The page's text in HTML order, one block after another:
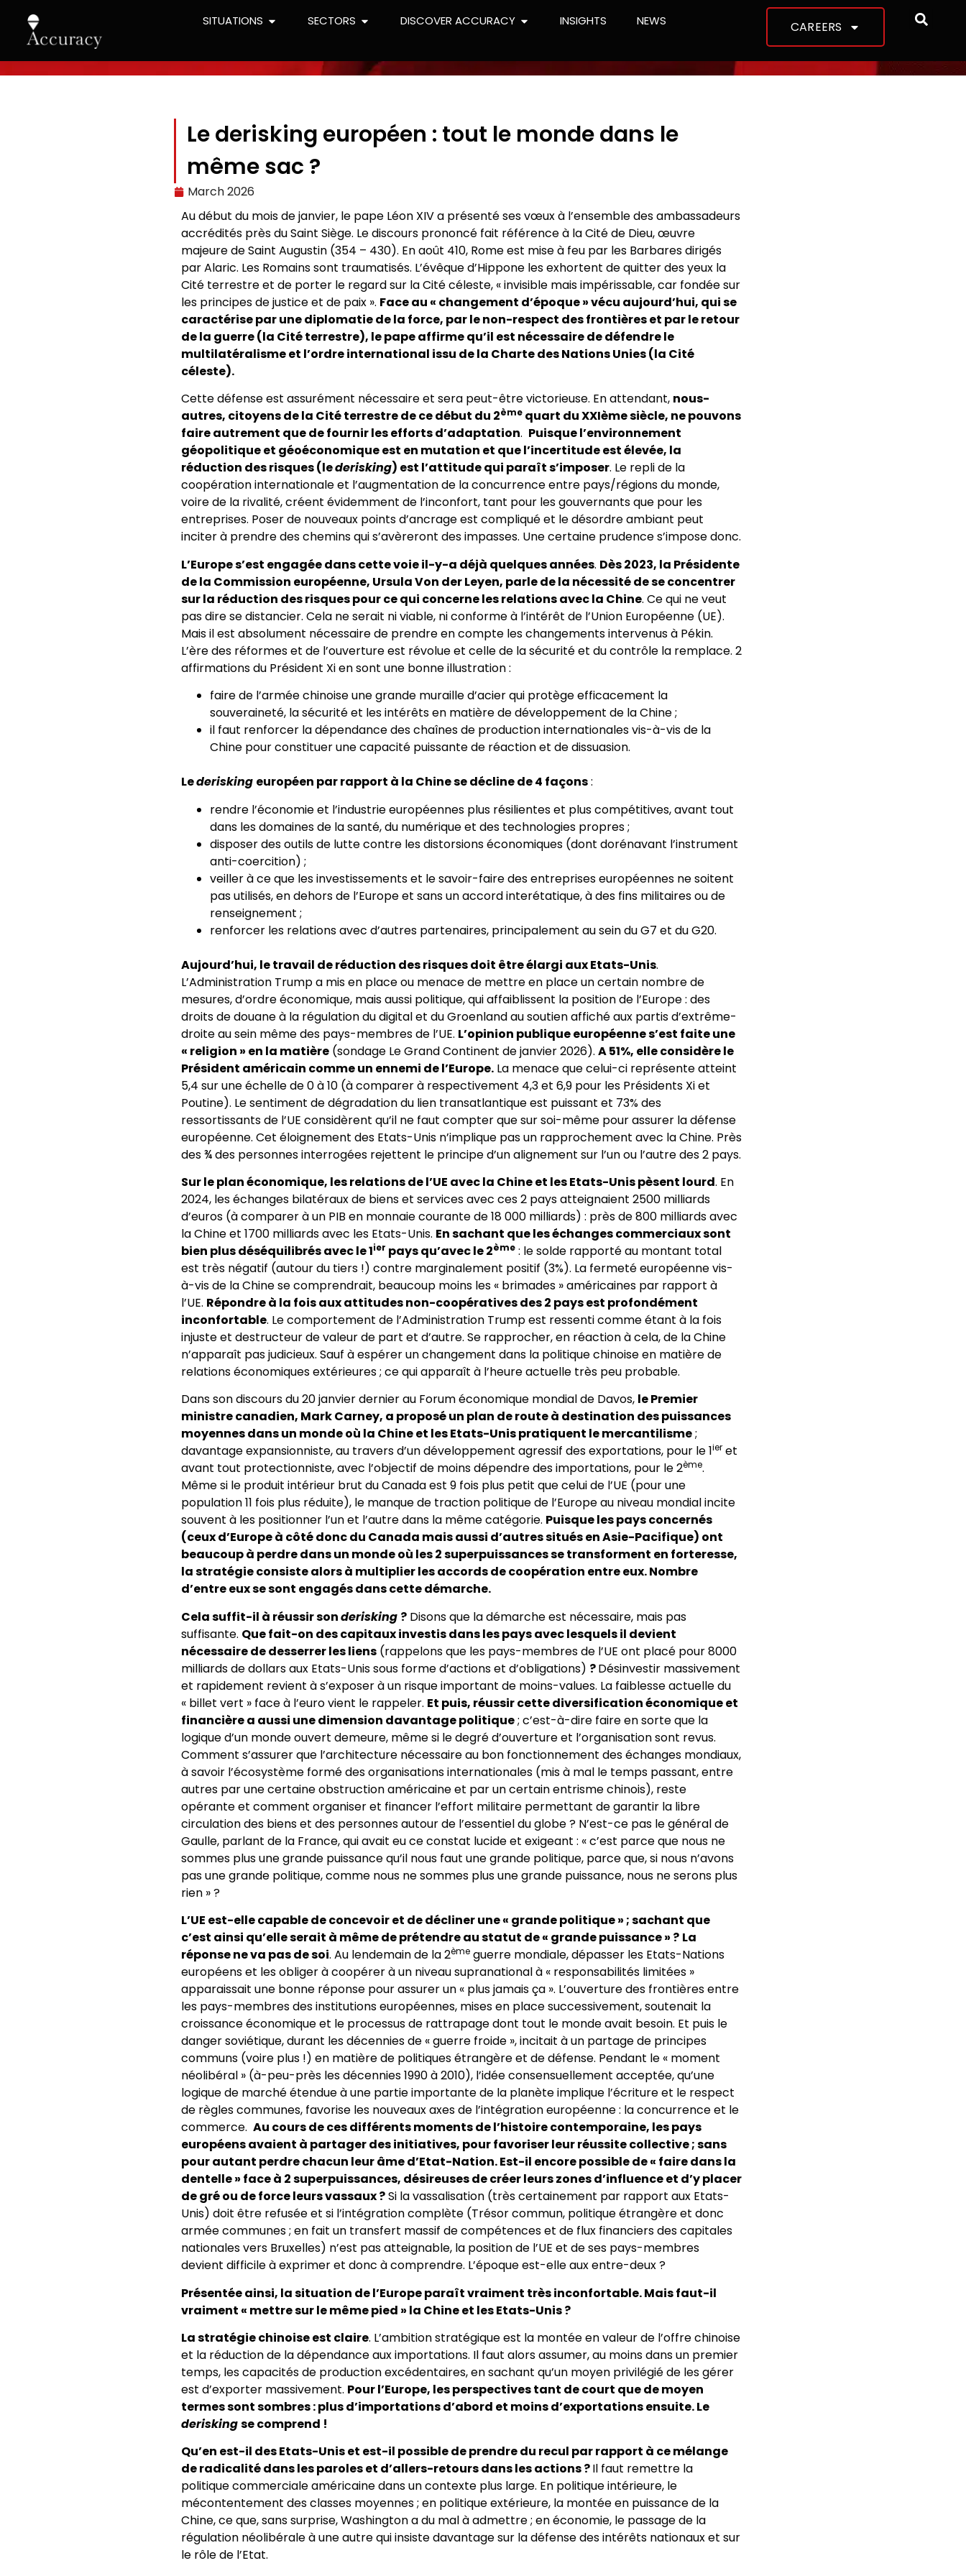
SITUATIONS SECTORS DISCOVER ACCURACY INSIGHTS NEWS CAREERS
Le derisking européen : tout le monde dans le
même sac ?
March 2026
Au début du mois de janvier, le pape Léon XIV a présenté ses vœux à l’ensemble des ambassadeurs
accrédités près du Saint Siège. Le discours prononcé fait référence à la Cité de Dieu, œuvre
majeure de Saint Augustin (354 – 430). En août 410, Rome est mise à feu par les Barbares dirigés
par Alaric. Les Romains sont traumatisés. L’évêque d’Hippone les exhortent de quitter des yeux la
Cité terrestre et de porter le regard sur la Cité céleste, « invisible mais impérissable, car fondée sur
les principes de justice et de paix ». Face au « changement d’époque » vécu aujourd’hui, qui se
caractérise par une diplomatie de la force, par le non-respect des frontières et par le retour
de la guerre (la Cité terrestre), le pape affirme qu’il est nécessaire de défendre le
multilatéralisme et l’ordre international issu de la Charte des Nations Unies (la Cité
céleste).
Cette défense est assurément nécessaire et sera peut-être victorieuse. En attendant, nous-
autres, citoyens de la Cité terrestre de ce début du 2ème quart du XXIème siècle, ne pouvons
faire autrement que de fournir les efforts d’adaptation. Puisque l’environnement
géopolitique et géoéconomique est en mutation et que l’incertitude est élevée, la
réduction des risques (lederisking) est l’attitude qui paraît s’imposer. Le repli de la
coopération internationale et l’augmentation de la concurrence entre pays/régions du monde,
voire de la rivalité, créent évidemment de l’inconfort, tant pour les gouvernants que pour les
entreprises. Poser de nouveaux points d’ancrage est compliqué et le désordre ambiant peut
inciter à prendre des chemins qui s’avèreront des impasses. Une certaine prudence s’impose donc.
L’Europe s’est engagée dans cette voie il-y-a déjà quelques années. Dès 2023, la Présidente
de la Commission européenne, Ursula Von der Leyen, parle de la nécessité de se concentrer
sur la réduction des risques pour ce qui concerne les relations avec la Chine. Ce qui ne veut
pas dire se distancier. Cela ne serait ni viable, ni conforme à l’intérêt de l’Union Européenne (UE).
Mais il est absolument nécessaire de prendre en compte les changements intervenus à Pékin.
L’ère des réformes et de l’ouverture est révolue et celle de la sécurité et du contrôle la remplace. 2
affirmations du Président Xi en sont une bonne illustration :
faire de l’armée chinoise une grande muraille d’acier qui protège efficacement la
souveraineté, la sécurité et les intérêts en matière de développement de la Chine ;
il faut renforcer la dépendance des chaînes de production internationales vis-à-vis de la
Chine pour constituer une capacité puissante de réaction et de dissuasion.
Lederisking européen par rapport à la Chine se décline de 4 façons:
rendre l’économie et l’industrie européennes plus résilientes et plus compétitives, avant tout
dans les domaines de la santé, du numérique et des technologies propres ;
disposer des outils de lutte contre les distorsions économiques (dont dorénavant l’instrument
anti-coercition) ;
veiller à ce que les investissements et le savoir-faire des entreprises européennes ne soitent
pas utilisés, en dehors de l’Europe et sans un accord interétatique, à des fins militaires ou de
renseignement ;
renforcer les relations avec d’autres partenaires, principalement au sein du G7 et du G20.
Aujourd’hui, le travail de réduction des risques doit être élargi aux Etats-Unis.
L’Administration Trump a mis en place ou menace de mettre en place un certain nombre de
mesures, d’ordre économique, mais aussi politique, qui affaiblissent la position de l’Europe : des
droits de douane à la régulation du digital et du Groenland au soutien affiché aux partis d’extrême-
droite au sein même des pays-membres de l’UE. L’opinion publique européenne s’est faite une
« religion » en la matière (sondage Le Grand Continent de janvier 2026). A 51%, elle considère le
Président américain comme un ennemi de l’Europe. La menace que celui-ci représente atteint
5,4 sur une échelle de 0 à 10 (à comparer à respectivement 4,3 et 6,9 pour les Présidents Xi et
Poutine). Le sentiment de dégradation du lien transatlantique est puissant et 73% des
ressortissants de l’UE considèrent qu’il ne faut compter que sur soi-même pour assurer la défense
européenne. Cet éloignement des Etats-Unis n’implique pas un rapprochement avec la Chine. Près
des ¾ des personnes interrogées rejettent le principe d’un alignement sur l’un ou l’autre des 2 pays.
Sur le plan économique, les relations de l’UE avec la Chine et les Etats-Unis pèsent lourd. En
2024, les échanges bilatéraux de biens et services avec ces 2 pays atteignaient 2500 milliards
d’euros (à comparer à un PIB en monnaie courante de 18 000 milliards) : près de 800 milliards avec
la Chine et 1700 milliards avec les Etats-Unis. En sachant que les échanges commerciaux sont
bien plus déséquilibrés avec le 1ier pays qu’avec le 2ème : le solde rapporté au montant total
est très négatif (autour du tiers !) contre marginalement positif (3%). La fermeté européenne vis-
à-vis de la Chine se comprendrait, beaucoup moins les « brimades » américaines par rapport à
l’UE. Répondre à la fois aux attitudes non-coopératives des 2 pays est profondément
inconfortable. Le comportement de l’Administration Trump est ressenti comme étant à la fois
injuste et destructeur de valeur de part et d’autre. Se rapprocher, en réaction à cela, de la Chine
n’apparaît pas judicieux. Sauf à espérer un changement dans la politique chinoise en matière de
relations économiques extérieures ; ce qui apparaît à l’heure actuelle très peu probable.
Dans son discours du 20 janvier dernier au Forum économique mondial de Davos, le Premier
ministre canadien, Mark Carney, a proposé un plan de route à destination des puissances
moyennes dans un monde où la Chine et les Etats-Unis pratiquent le mercantilisme;
davantage expansionniste, au travers d’un développement agressif des exportations, pour le 1ier et
avant tout protectionniste, avec l’objectif de moins dépendre des importations, pour le 2ème.
Même si le produit intérieur brut du Canada est 9 fois plus petit que celui de l’UE (pour une
population 11 fois plus réduite), le manque de traction politique de l’Europe au niveau mondial incite
souvent à les positionner l’un et l’autre dans la même catégorie. Puisque les pays concernés
(ceux d’Europe à côté donc du Canada mais aussi d’autres situés en Asie-Pacifique) ont
beaucoup à perdre dans un monde où les 2 superpuissances se transforment en forteresse,
la stratégie consiste alors à multiplier les accords de coopération entre eux. Nombre
d’entre eux se sont engagés dans cette démarche.
Cela suffit-il à réussir sonderisking ? Disons que la démarche est nécessaire, mais pas
suffisante. Que fait-on des capitaux investis dans les pays avec lesquels il devient
nécessaire de desserrer les liens (rappelons que les pays-membres de l’UE ont placé pour 8000
milliards de dollars aux Etats-Unis sous forme d’actions et d’obligations) ?Désinvestir massivement
et rapidement revient à s’exposer à un risque important de moins-values. La faiblesse actuelle du
« billet vert » face à l’euro vient le rappeler. Et puis, réussir cette diversification économique et
financière a aussi une dimension davantage politique; c’est-à-dire faire en sorte que la
logique d’un monde ouvert demeure, même si le degré d’ouverture et l’organisation sont revus.
Comment s’assurer que l’architecture nécessaire au bon fonctionnement des échanges mondiaux,
à savoir l’écosystème formé des organisations internationales (mis à mal le temps passant, entre
autres par une certaine obstruction américaine et par un certain entrisme chinois), reste
opérante et comment organiser et financer l’effort militaire permettant de garantir la libre
circulation des biens et des personnes autour de l’essentiel du globe ? N’est-ce pas le général de
Gaulle, parlant de la France, qui avait eu ce constat lucide et exigeant : « c’est parce que nous ne
sommes plus une grande puissance qu’il nous faut une grande politique, parce que, si nous n’avons
pas une grande politique, comme nous ne sommes plus une grande puissance, nous ne serons plus
rien » ?
L’UE est-elle capable de concevoir et de décliner une « grande politique » ; sachant que
c’est ainsi qu’elle serait à même de prétendre au statut de « grande puissance » ? La
réponse ne va pas de soi. Au lendemain de la 2ème guerre mondiale, dépasser les Etats-Nations
européens et les obliger à coopérer à un niveau supranational à « responsabilités limitées »
apparaissait une bonne réponse pour assurer un « plus jamais ça ». L’ouverture des frontières entre
les pays-membres des institutions européennes, mises en place successivement, soutenait la
croissance économique et le processus de rattrapage dont tout le monde avait besoin. Et puis le
danger soviétique, durant les décennies de « guerre froide », incitait à un partage de principes
communs (voire plus !) en matière de politiques étrangère et de défense. Pendant le « moment
néolibéral » (à-peu-près les décennies 1990 à 2010), l’idée consensuellement acceptée, qu’une
logique de marché étendue à une partie importante de la planète implique l’écriture et le respect
de règles communes, favorise les nouveaux axes de l’intégration européenne : la concurrence et le
commerce. Au cours de ces différents moments de l’histoire contemporaine, les pays
européens avaient à partager des initiatives, pour favoriser leur réussite collective ; sans
pour autant perdre chacun leur âme d’Etat-Nation. Est-il encore possible de « faire dans la
dentelle » face à 2 superpuissances, désireuses de créer leurs zones d’influence et d’y placer
de gré ou de force leurs vassaux ?Si la vassalisation (très certainement par rapport aux Etats-
Unis) doit être refusée et si l’intégration complète (Trésor commun, politique étrangère et donc
armée communes ; en fait un transfert massif de compétences et de flux financiers des capitales
nationales vers Bruxelles) n’est pas atteignable, la position de l’UE et de ses pays-membres
devient difficile à exprimer et donc à comprendre. L’époque est-elle aux entre-deux ?
Présentée ainsi, la situation de l’Europe paraît vraiment très inconfortable. Mais faut-il
vraiment « mettre sur le même pied » la Chine et les Etats-Unis ?
La stratégie chinoise est claire. L’ambition stratégique est la montée en valeur de l’offre chinoise
et la réduction de la dépendance aux importations. Il faut alors assumer, au moins dans un premier
temps, les capacités de production excédentaires, en sachant qu’un moyen privilégié de les gérer
est d’exporter massivement. Pour l’Europe, les perspectives tant de court que de moyen
termes sont sombres : plus d’importations d’abord et moins d’exportations ensuite. Le
deriskingse comprend !
Qu’en est-il des Etats-Unis et est-il possible de prendre du recul par rapport à ce mélange
de radicalité dans les paroles et d’allers-retours dans les actions ?Il faut remettre la
politique commerciale américaine dans un contexte plus large. En politique intérieure, le
mécontentement des classes moyennes ; en politique extérieure, la montée en puissance de la
Chine, ce que, sans surprise, Washington a du mal à admettre ; en économie, le passage de la
régulation néolibérale à une autre qui insiste davantage sur la défense des intérêts nationaux et sur
le rôle de l’Etat.